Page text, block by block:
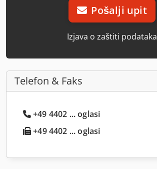
Pošalji upit
Izjava o zaštiti podataka
Telefon & Faks
+49 4402 ... oglasi
+49 4402 ... oglasi